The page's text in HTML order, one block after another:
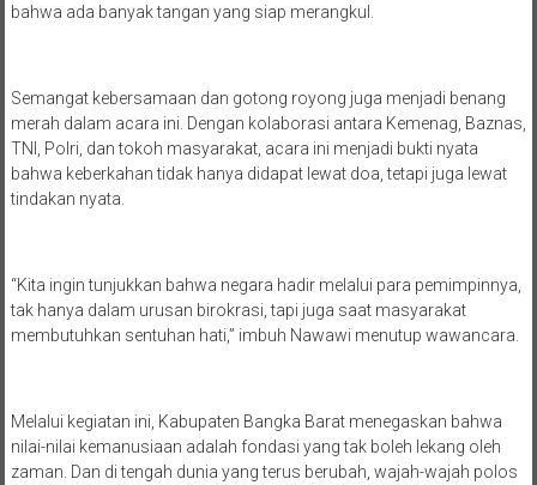
bahwa ada banyak tangan yang siap merangkul.
Semangat kebersamaan dan gotong royong juga menjadi benang
merah dalam acara ini. Dengan kolaborasi antara Kemenag, Baznas,
TNI, Polri, dan tokoh masyarakat, acara ini menjadi bukti nyata
bahwa keberkahan tidak hanya didapat lewat doa, tetapi juga lewat
tindakan nyata.
“Kita ingin tunjukkan bahwa negara hadir melalui para pemimpinnya,
tak hanya dalam urusan birokrasi, tapi juga saat masyarakat
membutuhkan sentuhan hati,” imbuh Nawawi menutup wawancara.
Melalui kegiatan ini, Kabupaten Bangka Barat menegaskan bahwa
nilai-nilai kemanusiaan adalah fondasi yang tak boleh lekang oleh
zaman. Dan di tengah dunia yang terus berubah, wajah-wajah polos